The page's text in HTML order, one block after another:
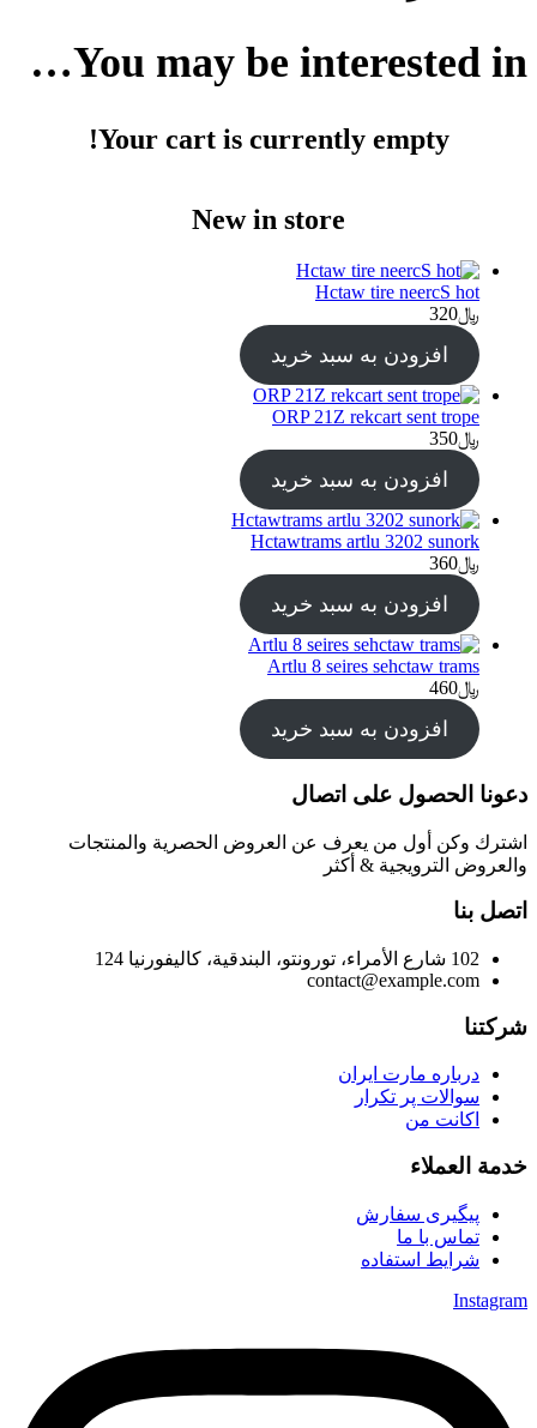
You may be interested in…
Your cart is currently empty!
New in store
Hctaw tire neercS hot
﷼320
افزودن به سبد خرید
ORP 21Z rekcart sent trope
﷼350
افزودن به سبد خرید
Hctawtrams artlu 3202 sunork
﷼360
افزودن به سبد خرید
Artlu 8 seires sehctaw trams
﷼460
افزودن به سبد خرید
دعونا الحصول على اتصال
اشترك وكن أول من يعرف عن العروض الحصرية والمنتجات
والعروض الترويجية & أكثر
اتصل بنا
102 شارع الأمراء، تورونتو، البندقية، كاليفورنيا 124
contact@example.com
شركتنا
درباره مارت ایران
سوالات پر تکرار
اکانت من
خدمة العملاء
پیگیری سفارش
تماس با ما
شرایط استفاده
Instagram